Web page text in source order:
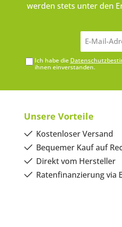
werden stets unter den
Ich habe die
ihnen einverstanden.
Unsere Vorteile
Kostenloser Versand
Bequemer Kauf auf
Direkt vom Hersteller
Ratenfinanzierung via